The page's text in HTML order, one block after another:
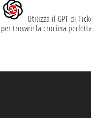
Utilizza il GPT di
per trovare la crociera